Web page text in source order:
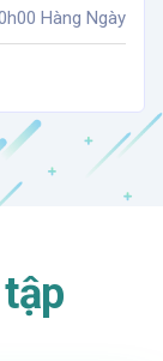
Hàng Ngày